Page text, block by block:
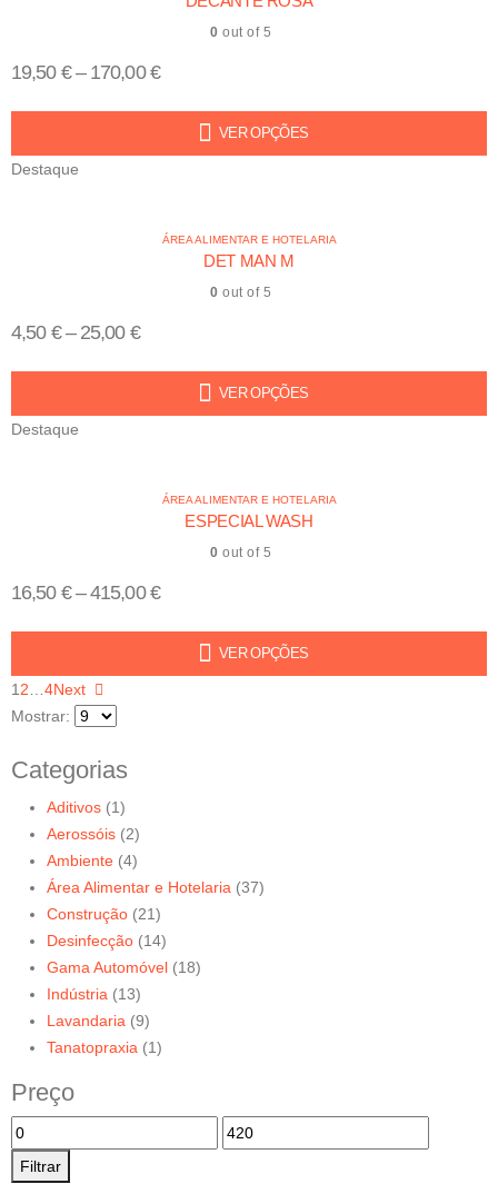
0 out of 5
19,50 €– 170,00€
VER OPÇÕES
Destaque
ÁREA ALIMENTAR E HOTELARIA
DET MAN M
0 out of 5
4,50 €– 25,00 €
VER OPÇÕES
Destaque
ÁREA ALIMENTAR E HOTELARIA
ESPECIAL WASH
0 out of 5
16,50 €–415,00€
VER OPÇÕES
12…4Next
Mostrar:
Categorias
Aditivos (1)
Aerossóis (2)
Ambiente (4)
Área Alimentar e Hotelaria (37)
Construção (21)
Desinfecção (14)
Gama Automóvel (18)
Indústria (13)
Lavandaria (9)
Tanatopraxia (1)
Preço
Filtrar